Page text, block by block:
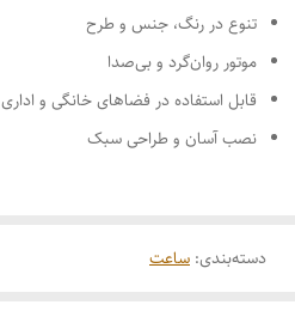
تنوع در رنگ، جنس و طرح
موتور روان‌گرد و بی‌صدا
قابل استفاده در فضاهای خانگی و اداری
نصب آسان و طراحی سبک
دسته‌بندی: ساعت